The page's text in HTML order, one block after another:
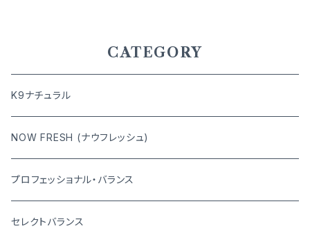
CATEGORY
K9ナチュラル
NOW FRESH (ナウフレッシュ)
プロフェッショナル・バランス
セレクトバランス